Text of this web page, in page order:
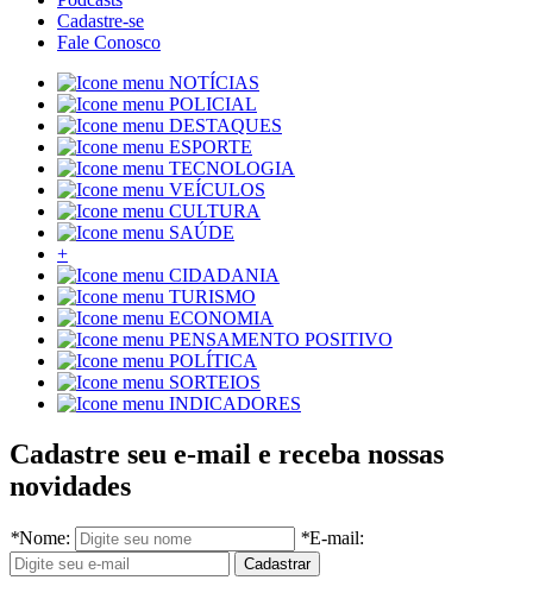
Cadastre-se
Fale Conosco
NOTÍCIAS
POLICIAL
DESTAQUES
ESPORTE
TECNOLOGIA
VEÍCULOS
CULTURA
SAÚDE
+
CIDADANIA
TURISMO
ECONOMIA
PENSAMENTO POSITIVO
POLÍTICA
SORTEIOS
INDICADORES
Cadastre seu e-mail e receba nossas
novidades
*Nome: *E-mail: